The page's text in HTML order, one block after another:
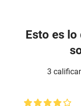
Esto es
3